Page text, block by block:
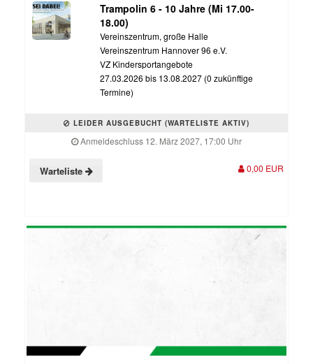
Trampolin 6 - 10 Jahre (Mi 17.00-
18.00)
Vereinszentrum, große Halle
Vereinszentrum Hannover 96 e.V.
VZ Kindersportangebote
27.03.2026 bis 13.08.2027 (0 zukünftige
Termine)
LEIDER AUSGEBUCHT (WARTELISTE AKTIV)
Anmeldeschluss 12. März 2027, 17:00 Uhr
Warteliste 0,00 EUR